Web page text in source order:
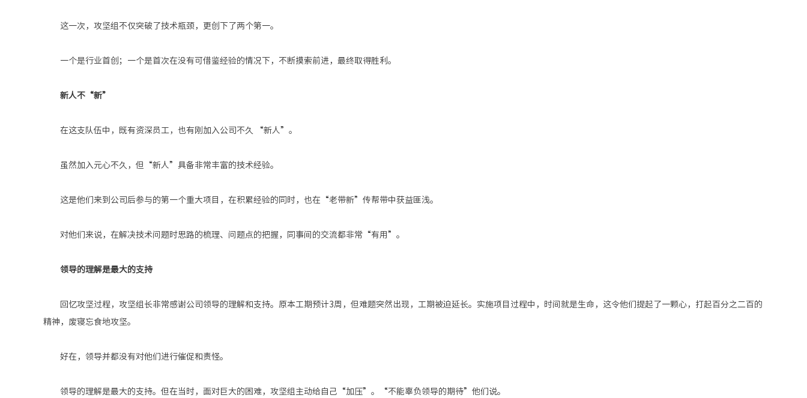
这一次，攻坚组不仅突破了技术瓶颈，更创下了两个第一。
一个是行业首创 ；一个是首次在没有可 借鉴经验的情况下，不断摸索前进，最终取得胜利。
新人不 “新”
在这支队伍中，既有资深员工，也有刚加入公司不久 “新人”。
虽然加入元心不久，但“新人”具备非常丰富的技术经验。
这是他们 来到公司后参与的第一个重大项目， 在积累经验的同时 ， 也在 “老带新” 传帮带中 获益匪浅。
对他们来说，在解决技术问题时思路的梳理、问题点的把握，同事间的交流都非常 “有用”。
领导的理解是最大的支持
回忆攻坚过程，攻坚组长非常感谢公司领导的理解和支持。原本工期预计3周，但难题突然出现，工期被迫延长。实施项目过程中，时间就是生命，这令他们提起了一颗心，打起百分之二百的
精神，废寝忘食地攻坚。
好在， 领导并都没有对他们进行催促和责怪。
领导的理解是最大的支持。但在当时，面对巨大的困难，攻坚组主动给自己 “加压”。“不能辜负领导的期待”他们说。